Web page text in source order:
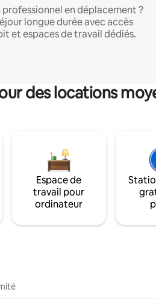
professionnel en déplacement ?
longue durée avec accès
et espaces de travail dédiés.
des locations
Espace de
travail pour
ordinateur